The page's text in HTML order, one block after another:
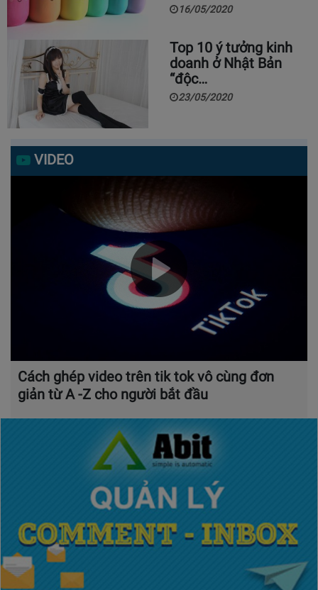
16/05/2020
Top 10 ý tưởng kinh
doanh ở Nhật Bản
“độc…
23/05/2020
VIDEO
Cách ghép video trên tik tok vô cùng đơn
giản từ A -Z cho người bắt đầu